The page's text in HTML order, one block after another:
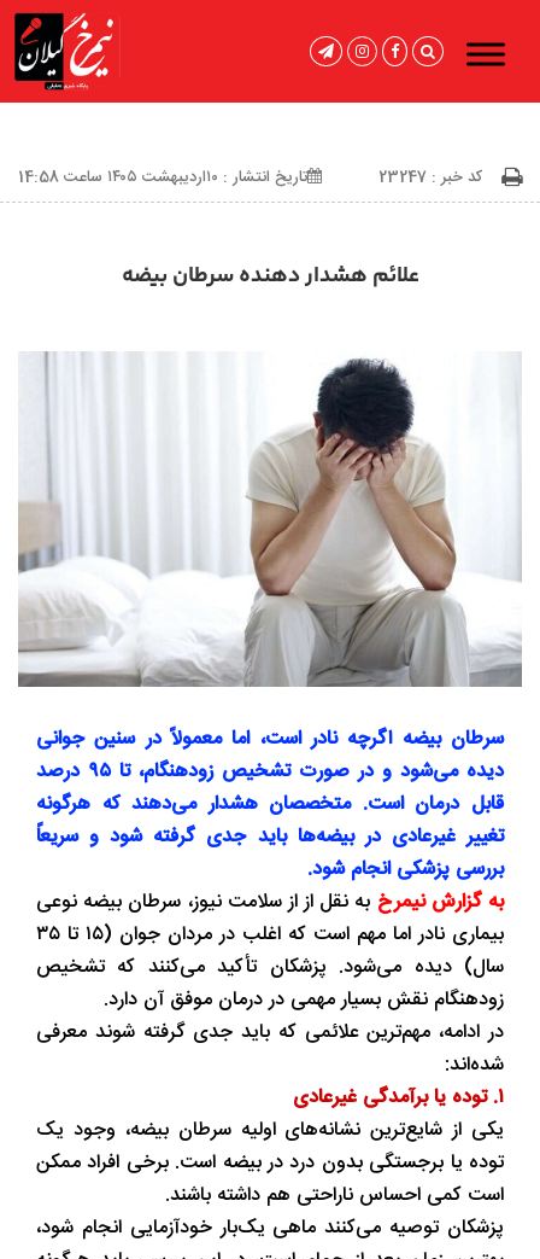
کد خبر : 23247 تاریخ انتشار : ۱۰اردیبهشت ۱۴۰۵ ساعت 14:58
علائم هشدار دهنده سرطان بیضه
سرطان بیضه اگرچه نادر است، اما معمولاً در سنین جوانی
دیده می‌شود و در صورت تشخیص زودهنگام، تا ۹۵ درصد
قابل درمان است. متخصصان هشدار می‌دهند که هرگونه
تغییر غیرعادی در بیضه‌ها باید جدی گرفته شود و سریعاً
بررسی پزشکی انجام شود.
به گزارش نیمرخ به نقل از از سلامت نیوز، سرطان بیضه نوعی
بیماری نادر اما مهم است که اغلب در مردان جوان (۱۵ تا ۳۵
سال) دیده می‌شود. پزشکان تأکید می‌کنند که تشخیص
زودهنگام نقش بسیار مهمی در درمان موفق آن دارد.
در ادامه، مهم‌ترین علائمی که باید جدی گرفته شوند معرفی
شده‌اند:
۱. توده یا برآمدگی غیرعادی
یکی از شایع‌ترین نشانه‌های اولیه سرطان بیضه، وجود یک
توده یا برجستگی بدون درد در بیضه است. برخی افراد ممکن
است کمی احساس ناراحتی هم داشته باشند.
پزشکان توصیه می‌کنند ماهی یک‌بار خودآزمایی انجام شود،